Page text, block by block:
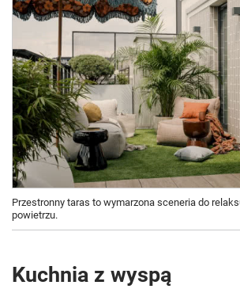
Przestronny taras to wymarzona sceneria do
powietrzu.
Kuchnia z wyspą